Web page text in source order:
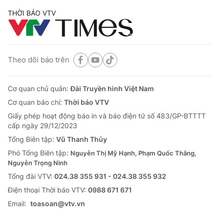
THỜI BÁO VTV
Theo dõi báo trên
Cơ quan chủ quản:Đài Truyền hình Việt Nam
Cơ quan báo chí: Thời báo VTV
Giấy phép hoạt động báo in và báo điện tử số 483/GP-BTTTT
cấp ngày 29/12/2023
Tổng Biên tập: Vũ Thanh Thủy
Phó Tổng Biên tập: Nguyễn Thị Mỹ Hạnh, Phạm Quốc Thắng,
Nguyễn Trọng Ninh
Tổng đài VTV: 024.38 355 931 - 024.38 355 932
Ðiện thoại Thời báo VTV: 0988 671 671
Email: toasoan@vtv.vn